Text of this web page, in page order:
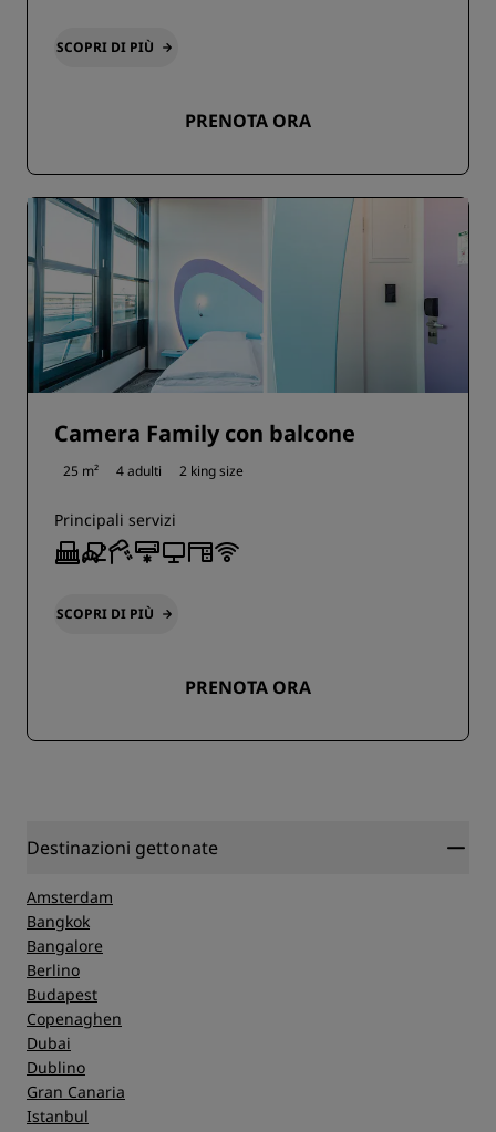
SCOPRI DI PIÙ
PRENOTA ORA
Camera Family con balcone
25 m² 4 adulti 2 king size
Principali servizi
SCOPRI DI PIÙ
PRENOTA ORA
Destinazioni gettonate
Amsterdam
Bangkok
Bangalore
Berlino
Budapest
Copenaghen
Dubai
Dublino
Gran Canaria
Istanbul